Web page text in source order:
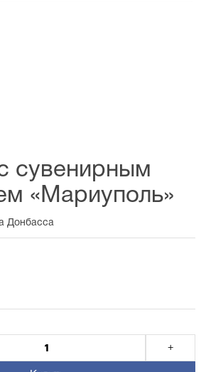
сувенирным
«Мариуполь»
Донбасса
+